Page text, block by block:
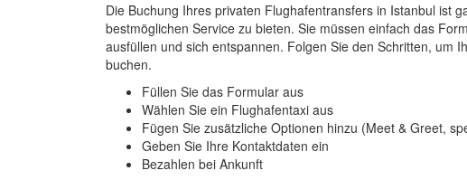
Die Buchung Ihres privaten Flughafentransfers in Istanbul ist
bestmöglichen Service zu bieten. Sie müssen einfach das
ausfüllen und sich entspannen. Folgen Sie den Schritten, um
buchen.
Füllen Sie das Formular aus
Wählen Sie ein Flughafentaxi aus
Fügen Sie zusätzliche Optionen hinzu (Meet & Greet,
Geben Sie Ihre Kontaktdaten ein
Bezahlen bei Ankunft